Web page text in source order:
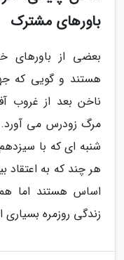
باورهای مشترک
بعضی از باورهای
هستند و گویی که
ناخن بعد از غروب
مرگ زودرس می آورد.
شنبه ای که با
هر چند که به اعتقاد
اساس هستند اما
زندگی روزمره بسیاری